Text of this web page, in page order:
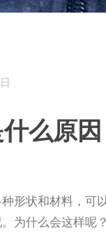
么原因
形状和材料，可
为什么会这样呢